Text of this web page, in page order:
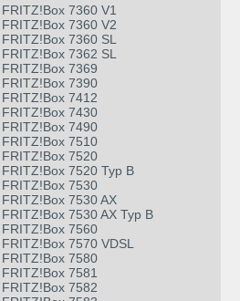
FRITZ!Box 7360 V1
FRITZ!Box 7360 V2
FRITZ!Box 7360 SL
FRITZ!Box 7362 SL
FRITZ!Box 7369
FRITZ!Box 7390
FRITZ!Box 7412
FRITZ!Box 7430
FRITZ!Box 7490
FRITZ!Box 7510
FRITZ!Box 7520
FRITZ!Box 7520 Typ B
FRITZ!Box 7530
FRITZ!Box 7530 AX
FRITZ!Box 7530 AX Typ B
FRITZ!Box 7560
FRITZ!Box 7570 VDSL
FRITZ!Box 7580
FRITZ!Box 7581
FRITZ!Box 7582